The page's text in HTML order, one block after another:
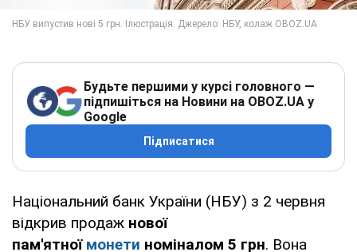
Будьте першими у курсі головного —
підпишіться на Новини на OBOZ.UA у
Google
Підписатися
Національний банк України (НБУ) з 2 червня
відкрив продаж нової
пам'ятної монети номіналом 5 грн. Вона